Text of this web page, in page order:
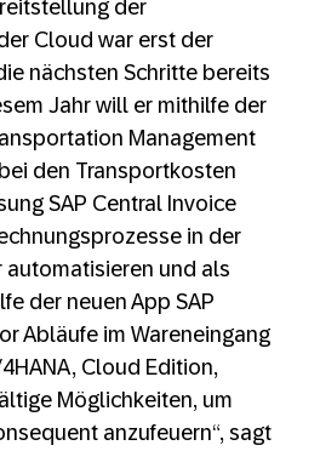
der
Cloud war erst der
nächsten Schritte bereits
Jahr will er mithilfe der
Management
den Transportkosten
SAP Central Invoice
in der
automatisieren und als
der neuen App SAP
Abläufe im Wareneingang
Cloud Edition,
Möglichkeiten, um
anzufeuern“, sagt